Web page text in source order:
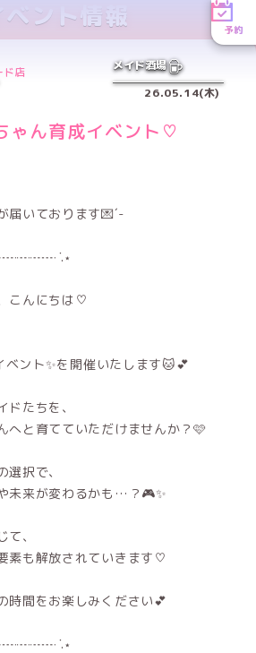
予約
メイド酒場
ベント情報
ド店
26.05.14(木)
ゃん育成イベント♡
届いております💌´-
⋆.
こんにちは♡
ベント✨を開催いたします🐱💕
ドたちを、
へと育てていただけませんか？🩷
選択で、
未来が変わるかも…？🎮✨
、
素も解放されていきます♡
時間をお楽しみください💕
⋆.